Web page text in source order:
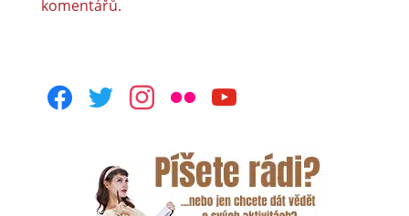
komentářů.
facebooktwitterinstagram
flickr youtube